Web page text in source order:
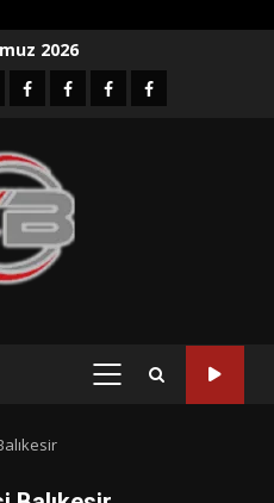
2026
facebook-Facebook-
Facebook-Facebook-
PRIMARY